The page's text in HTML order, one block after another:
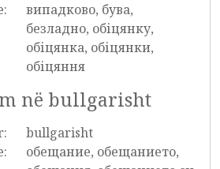
випадково, бува,
безладно, обіцянку,
обіцянка, обіцянки,
обіцяння
në bullgarisht
bullgarisht
обещание, обещанието,